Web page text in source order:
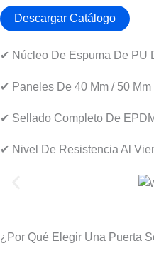
Descargar Catálogo
✔ Núcleo De Espuma De PU
✔ Paneles De 40 Mm / 50 Mm
✔ Sellado Completo De
✔ Nivel De Resistencia Al
¿Por Qué Elegir Una Puerta